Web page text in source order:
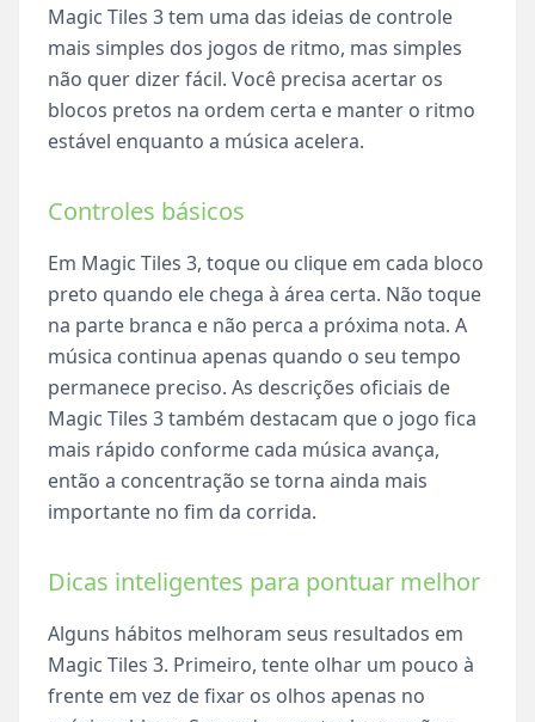
Magic Tiles 3 tem uma das ideias de controle
mais simples dos jogos de ritmo, mas simples
não quer dizer fácil. Você precisa acertar os
blocos pretos na ordem certa e manter o ritmo
estável enquanto a música acelera.
Controles básicos
Em Magic Tiles 3, toque ou clique em cada bloco
preto quando ele chega à área certa. Não toque
na parte branca e não perca a próxima nota. A
música continua apenas quando o seu tempo
permanece preciso. As descrições oficiais de
Magic Tiles 3 também destacam que o jogo fica
mais rápido conforme cada música avança,
então a concentração se torna ainda mais
importante no fim da corrida.
Dicas inteligentes para pontuar melhor
Alguns hábitos melhoram seus resultados em
Magic Tiles 3. Primeiro, tente olhar um pouco à
frente em vez de fixar os olhos apenas no